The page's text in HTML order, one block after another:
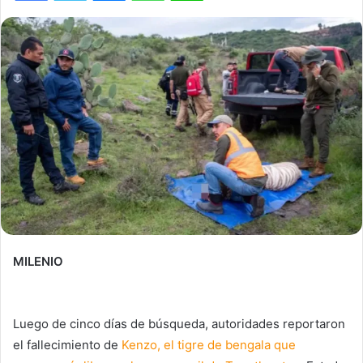
MILENIO
Luego de cinco días de búsqueda, autoridades reportaron
el fallecimiento de Kenzo, el tigre de bengala que